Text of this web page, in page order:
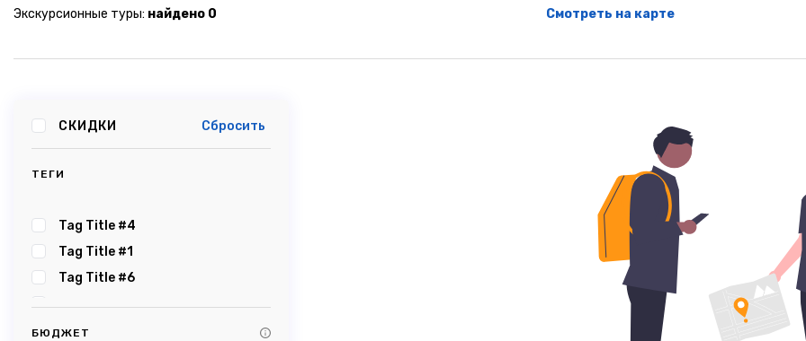
Экскурсионные туры: найдено 0 Смотреть на карте
СКИДКИ Сбросить
ТЕГИ
Tag Title #4
Tag Title #1
Tag Title #6
Tag Title #5
Tag Title #2
БЮДЖЕТ